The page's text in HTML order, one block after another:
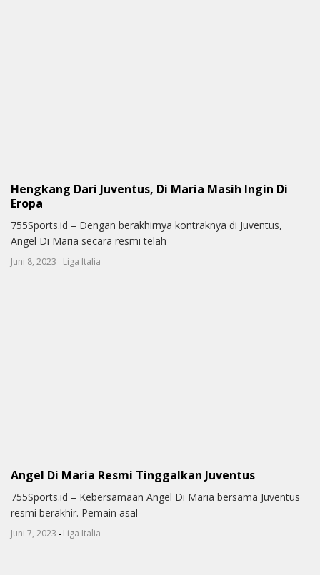
Hengkang Dari Juventus, Di Maria Masih Ingin Di
Eropa
755Sports.id – Dengan berakhirnya kontraknya di Juventus,
Angel Di Maria secara resmi telah
Juni 8, 2023 - Liga Italia
Angel Di Maria Resmi Tinggalkan Juventus
755Sports.id – Kebersamaan Angel Di Maria bersama Juventus
resmi berakhir. Pemain asal
Juni 7, 2023 - Liga Italia